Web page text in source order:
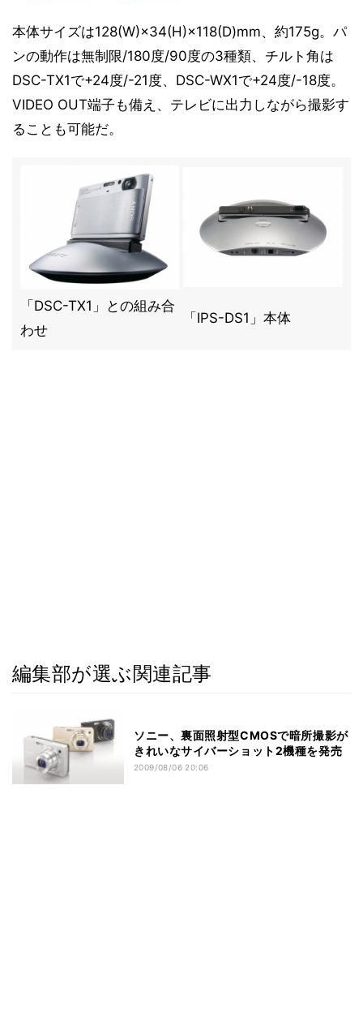
本体サイズは128(W)×34(H)×118(D)mm、約175g。パ
ンの動作は無制限/180度/90度の3種類、チルト角は
DSC-TX1で+24度/-21度、DSC-WX1で+24度/-18度。
VIDEO OUT端子も備え、テレビに出力しながら撮影す
ることも可能だ。
「DSC-TX1」との組み合
わせ
「IPS-DS1」本体
編集部が選ぶ関連記事
ソニー、裏面照射型CMOSで暗所撮影が
きれいなサイバーショット2機種を発売
2009/08/06 20:06